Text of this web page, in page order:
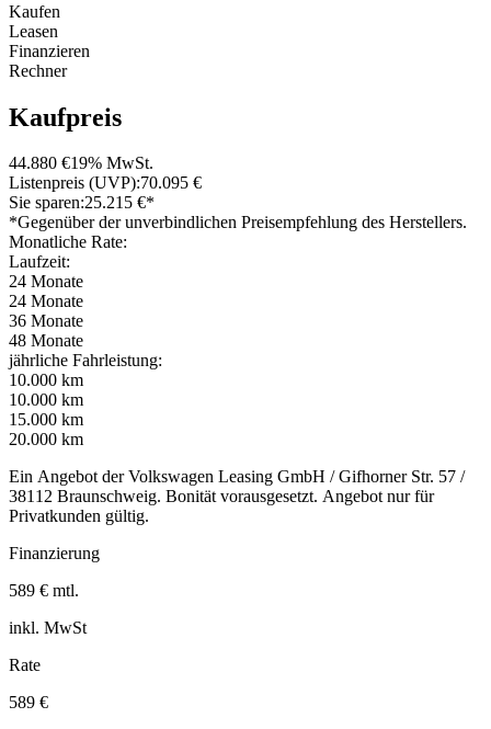
Kaufen
Leasen
Finanzieren
Rechner
Kaufpreis
44.880 €19% MwSt.
Listenpreis (UVP):70.095 €
Sie sparen:25.215 €*
*Gegenüber der unverbindlichen Preisempfehlung des Herstellers.
Monatliche Rate:
Laufzeit:
24 Monate
24 Monate
36 Monate
48 Monate
jährliche Fahrleistung:
10.000 km
10.000 km
15.000 km
20.000 km
Ein Angebot der Volkswagen Leasing GmbH / Gifhorner Str. 57 /
38112 Braunschweig. Bonität vorausgesetzt. Angebot nur für
Privatkunden gültig.
Finanzierung
589 € mtl.
inkl. MwSt
Rate
589 €